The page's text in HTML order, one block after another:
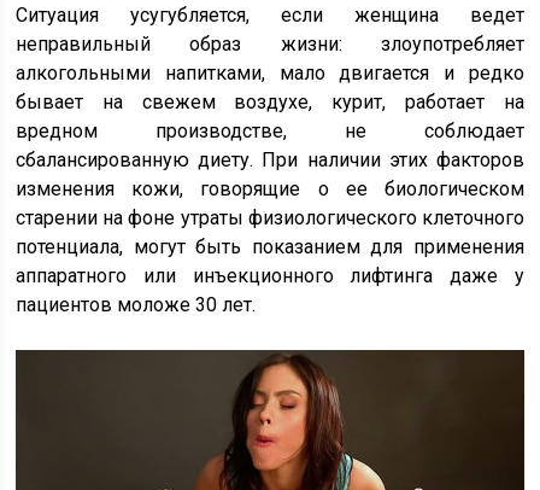
Ситуация усугубляется, если женщина ведет
неправильный образ жизни: злоупотребляет
алкогольными напитками, мало двигается и редко
бывает на свежем воздухе, курит, работает на
вредном производстве, не соблюдает
сбалансированную диету. При наличии этих факторов
изменения кожи, говорящие о ее биологическом
старении на фоне утраты физиологического клеточного
потенциала, могут быть показанием для применения
аппаратного или инъекционного лифтинга даже у
пациентов моложе 30 лет.